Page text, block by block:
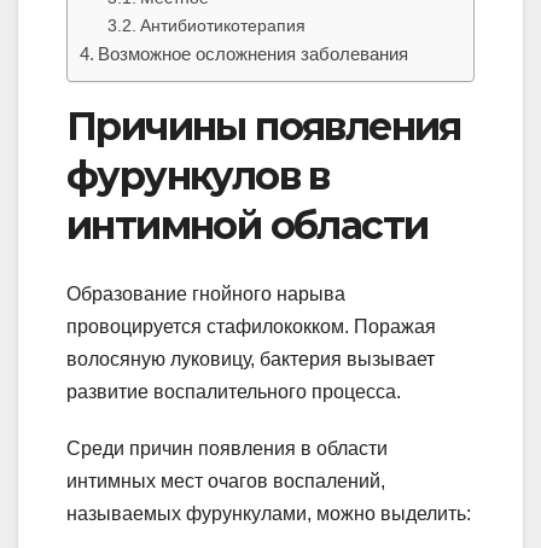
Антибиотикотерапия
Возможное осложнения заболевания
Причины появления
фурункулов в
интимной области
Образование гнойного нарыва
провоцируется стафилококком. Поражая
волосяную луковицу, бактерия вызывает
развитие воспалительного процесса.
Среди причин появления в области
интимных мест очагов воспалений,
называемых фурункулами, можно выделить: